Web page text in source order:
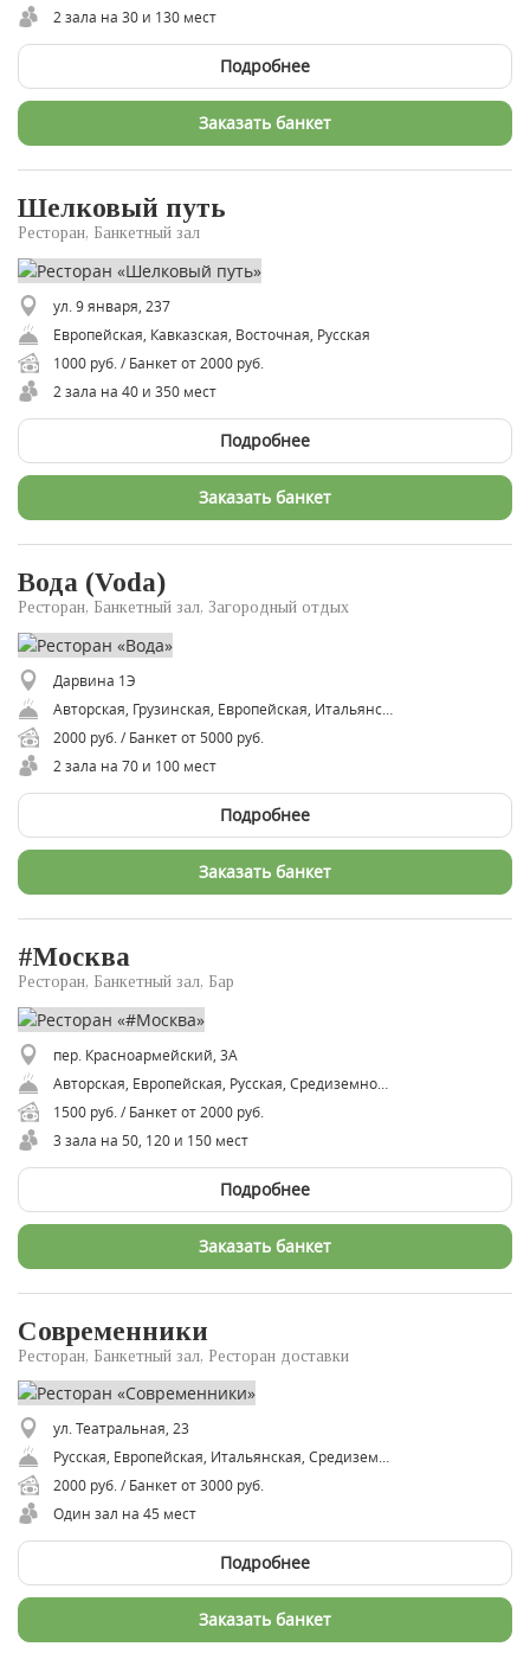
2 зала на 30 и 130 мест
Подробнее
Заказать банкет
Шелковый путь
Ресторан, Банкетный зал
ул. 9 января, 237
Европейская, Кавказская, Восточная, Русская
1000 руб. / Банкет от 2000 руб.
2 зала на 40 и 350 мест
Подробнее
Заказать банкет
Вода (Voda)
Ресторан, Банкетный зал, Загородный отдых
Дарвина 1Э
2000 руб. / Банкет от 5000 руб.
2 зала на 70 и 100 мест
Подробнее
Заказать банкет
#Москва
Ресторан, Банкетный зал, Бар
пер. Красноармейский, 3А
1500 руб. / Банкет от 2000 руб.
3 зала на 50, 120 и 150 мест
Подробнее
Заказать банкет
Современники
Ресторан, Банкетный зал, Ресторан доставки
ул. Театральная, 23
Русская, Европейская, Итальянская, Средиземноморская, Авторская
2000 руб. / Банкет от 3000 руб.
Один зал на 45 мест
Подробнее
Заказать банкет